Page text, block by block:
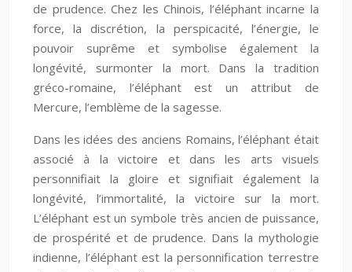
de prudence. Chez les Chinois, l’éléphant incarne la
force, la discrétion, la perspicacité, l’énergie, le
pouvoir suprême et symbolise également la
longévité, surmonter la mort. Dans la tradition
gréco-romaine, l’éléphant est un attribut de
Mercure, l’emblème de la sagesse.
Dans les idées des anciens Romains, l’éléphant était
associé à la victoire et dans les arts visuels
personnifiait la gloire et signifiait également la
longévité, l’immortalité, la victoire sur la mort.
L’éléphant est un symbole très ancien de puissance,
de prospérité et de prudence. Dans la mythologie
indienne, l’éléphant est la personnification terrestre